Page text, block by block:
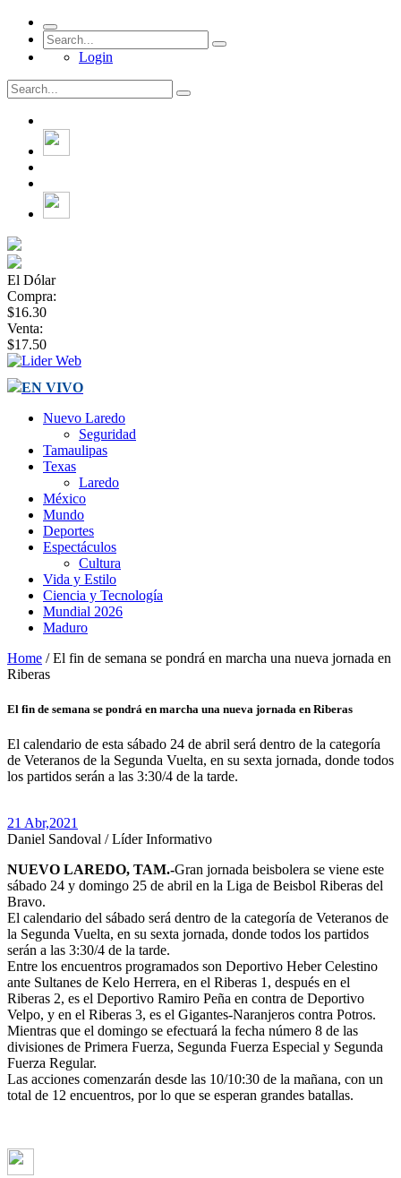
Login
El Dólar
Compra:
$16.30
Venta:
$17.50
EN VIVO
Nuevo Laredo
Seguridad
Tamaulipas
Texas
Laredo
México
Mundo
Deportes
Espectáculos
Cultura
Vida y Estilo
Ciencia y Tecnología
Mundial 2026
Maduro
Home / El fin de semana se pondrá en marcha una nueva jornada en
Riberas
El fin de semana se pondrá en marcha una nueva jornada en Riberas
El calendario de esta sábado 24 de abril será dentro de la categoría
de Veteranos de la Segunda Vuelta, en su sexta jornada, donde todos
los partidos serán a las 3:30/4 de la tarde.
21 Abr,2021
Daniel Sandoval / Líder Informativo
NUEVO LAREDO, TAM.-Gran jornada beisbolera se viene este
sábado 24 y domingo 25 de abril en la Liga de Beisbol Riberas del
Bravo.
El calendario del sábado será dentro de la categoría de Veteranos de
la Segunda Vuelta, en su sexta jornada, donde todos los partidos
serán a las 3:30/4 de la tarde.
Entre los encuentros programados son Deportivo Heber Celestino
ante Sultanes de Kelo Herrera, en el Riberas 1, después en el
Riberas 2, es el Deportivo Ramiro Peña en contra de Deportivo
Velpo, y en el Riberas 3, es el Gigantes-Naranjeros contra Potros.
Mientras que el domingo se efectuará la fecha número 8 de las
divisiones de Primera Fuerza, Segunda Fuerza Especial y Segunda
Fuerza Regular.
Las acciones comenzarán desde las 10/10:30 de la mañana, con un
total de 12 encuentros, por lo que se esperan grandes batallas.